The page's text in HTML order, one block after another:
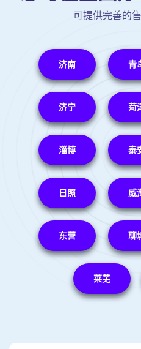
可提供完善的
济南 青
济宁 菏
淄博 泰
日照 威
东营 聊
莱芜